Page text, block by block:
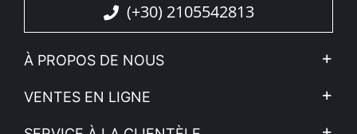
(+30) 2105542813
À PROPOS DE NOUS
L'entreprise
VENTES EN LIGNE
Mon compte